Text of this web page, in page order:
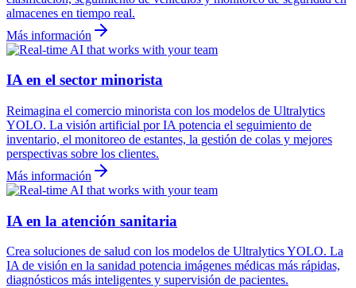
almacenes en tiempo real.
Más información
IA en el sector minorista
Reimagina el comercio minorista con los modelos de Ultralytics
YOLO. La visión artificial por IA potencia el seguimiento de
inventario, el monitoreo de estantes, la gestión de colas y mejores
perspectivas sobre los clientes.
Más información
IA en la atención sanitaria
Crea soluciones de salud con los modelos de Ultralytics YOLO. La
IA de visión en la sanidad potencia imágenes médicas más rápidas,
diagnósticos más inteligentes y supervisión de pacientes.